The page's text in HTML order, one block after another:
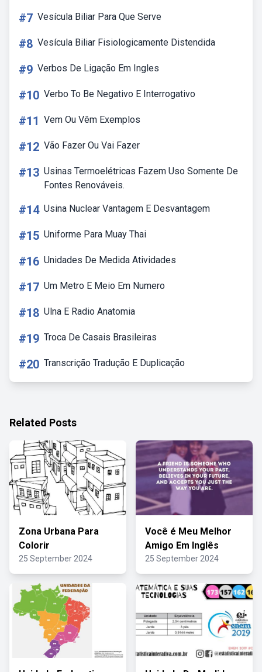
#7 Vesícula Biliar Para Que Serve
#8 Vesícula Biliar Fisiologicamente Distendida
#9 Verbos De Ligação Em Ingles
#10 Verbo To Be Negativo E Interrogativo
#11 Vem Ou Vêm Exemplos
#12 Vão Fazer Ou Vai Fazer
#13 Usinas Termoelétricas Fazem Uso Somente De
Fontes Renováveis.
#14 Usina Nuclear Vantagem E Desvantagem
#15 Uniforme Para Muay Thai
#16 Unidades De Medida Atividades
#17 Um Metro E Meio Em Numero
#18 Ulna E Radio Anatomia
#19 Troca De Casais Brasileiras
#20 Transcrição Tradução E Duplicação
Related Posts
Zona Urbana Para
Colorir
25 September 2024
Você é Meu Melhor
Amigo Em Inglês
25 September 2024